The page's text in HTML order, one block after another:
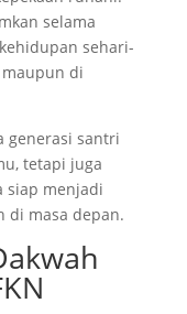
selama
sehari-
di
generasi santri
tetapi juga
siap menjadi
di masa depan.